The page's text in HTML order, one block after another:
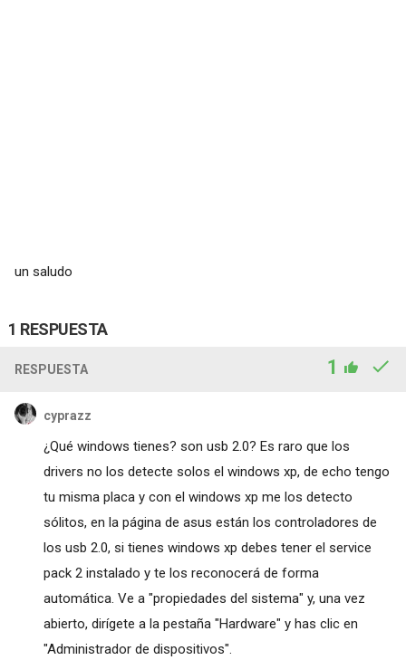
un saludo
1 RESPUESTA
RESPUESTA 1
cyprazz
¿Qué windows tienes? son usb 2.0? Es raro que los
drivers no los detecte solos el windows xp, de echo tengo
tu misma placa y con el windows xp me los detecto
sólitos, en la página de asus están los controladores de
los usb 2.0, si tienes windows xp debes tener el service
pack 2 instalado y te los reconocerá de forma
automática. Ve a "propiedades del sistema" y, una vez
abierto, dirígete a la pestaña "Hardware" y has clic en
"Administrador de dispositivos".